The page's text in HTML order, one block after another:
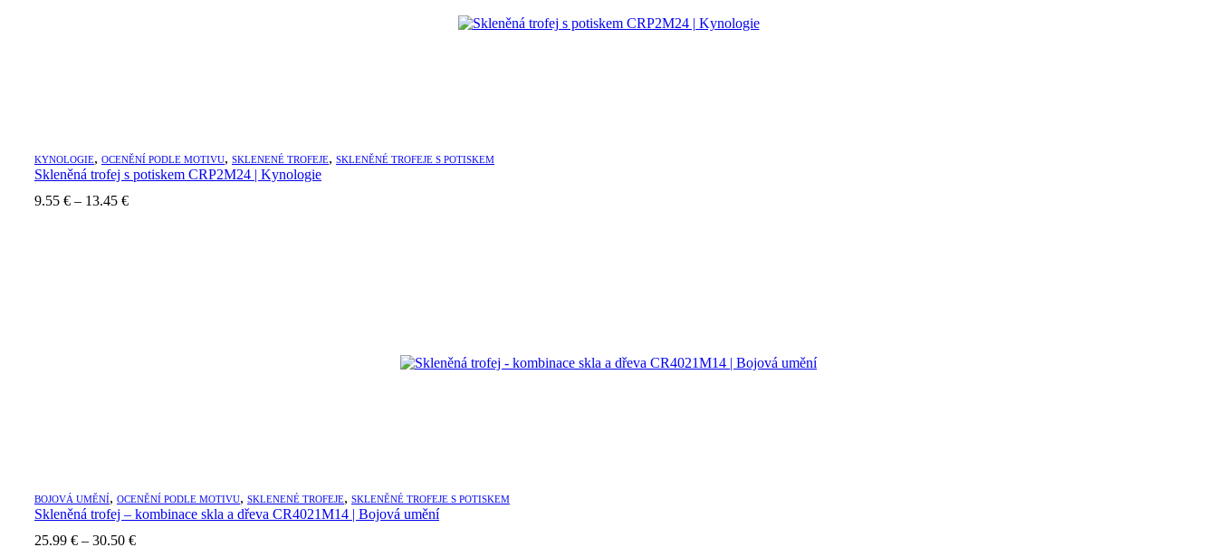
KYNOLOGIE, OCENĚNÍ PODLE MOTIVU, SKLENENÉ TROFEJE, SKLENĚNÉ TROFEJE S POTISKEM
Skleněná trofej s potiskem CRP2M24 | Kynologie
9.55 € – 13.45 €Price
BOJOVÁ UMĚNÍ, OCENĚNÍ PODLE MOTIVU, SKLENENÉ TROFEJE, SKLENĚNÉ TROFEJE S POTISKEM
Skleněná trofej – kombinace skla a dřeva CR4021M14 | Bojová umění
25.99 € – 30.50 €Price